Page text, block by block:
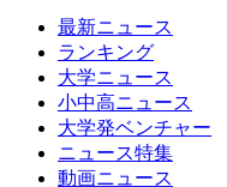
最新ニュース
ランキング
大学ニュース
小中高ニュース
大学発ベンチャー
ニュース特集
動画ニュース